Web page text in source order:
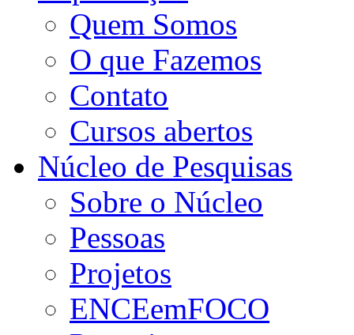
Quem Somos
O que Fazemos
Contato
Cursos abertos
Núcleo de Pesquisas
Sobre o Núcleo
Pessoas
Projetos
ENCEemFOCO